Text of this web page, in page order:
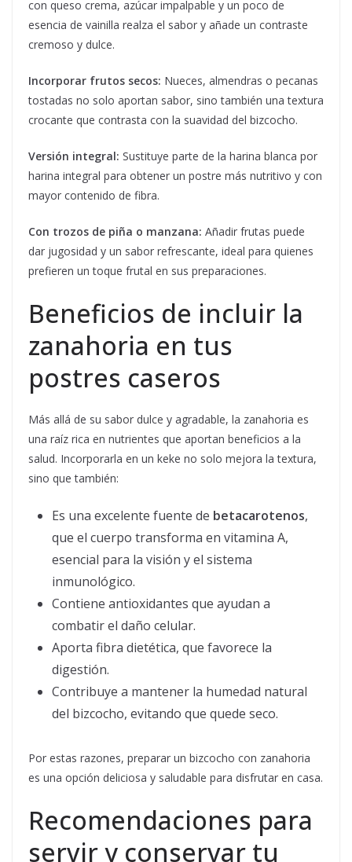
con queso crema, azúcar impalpable y un poco de
esencia de vainilla realza el sabor y añade un contraste
cremoso y dulce.
Incorporar frutos secos: Nueces, almendras o pecanas
tostadas no solo aportan sabor, sino también una textura
crocante que contrasta con la suavidad del bizcocho.
Versión integral: Sustituye parte de la harina blanca por
harina integral para obtener un postre más nutritivo y con
mayor contenido de fibra.
Con trozos de piña o manzana: Añadir frutas puede
dar jugosidad y un sabor refrescante, ideal para quienes
prefieren un toque frutal en sus preparaciones.
Beneficios de incluir la
zanahoria en tus
postres caseros
Más allá de su sabor dulce y agradable, la zanahoria es
una raíz rica en nutrientes que aportan beneficios a la
salud. Incorporarla en un keke no solo mejora la textura,
sino que también:
Es una excelente fuente de betacarotenos,
que el cuerpo transforma en vitamina A,
esencial para la visión y el sistema
inmunológico.
Contiene antioxidantes que ayudan a
combatir el daño celular.
Aporta fibra dietética, que favorece la
digestión.
Contribuye a mantener la humedad natural
del bizcocho, evitando que quede seco.
Por estas razones, preparar un bizcocho con zanahoria
es una opción deliciosa y saludable para disfrutar en casa.
Recomendaciones para
servir y conservar tu